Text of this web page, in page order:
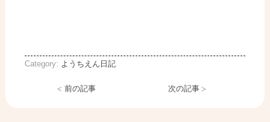
Category: ようちえん日記
< 前の記事 次の記事 >